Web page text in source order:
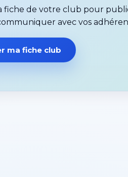
fiche de votre club pour
avec vos
ma fiche club